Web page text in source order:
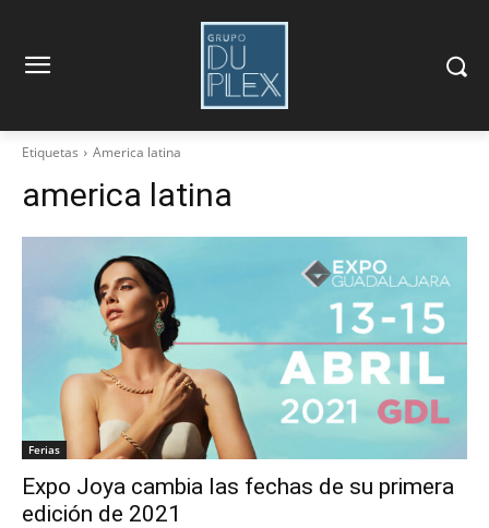
Etiquetas America latina
america latina
Ferias
Expo Joya cambia las fechas de su primera
edición de 2021